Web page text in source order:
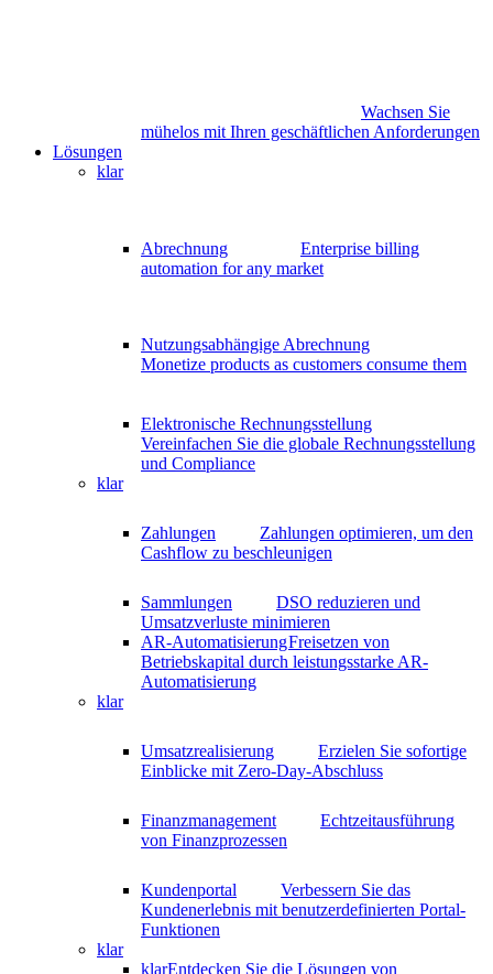
Wachsen Sie
mühelos mit Ihren geschäftlichen Anforderungen
Lösungen
klar
Abrechnung
Enterprise billing
automation for any market
Nutzungsabhängige Abrechnung
Monetize products as customers consume them
Elektronische Rechnungsstellung
Vereinfachen Sie die globale Rechnungsstellung
und Compliance
klar
Zahlungen
Zahlungen optimieren, um den
Cashflow zu beschleunigen
Sammlungen
DSO reduzieren und
Umsatzverluste minimieren
AR-AutomatisierungFreisetzen von
Betriebskapital durch leistungsstarke AR-
Automatisierung
klar
Umsatzrealisierung
Erzielen Sie sofortige
Einblicke mit Zero-Day-Abschluss
Finanzmanagement
Echtzeitausführung
von Finanzprozessen
Kundenportal
Verbessern Sie das
Kundenerlebnis mit benutzerdefinierten Portal-
Funktionen
klar
klarEntdecken Sie die Lösungen von